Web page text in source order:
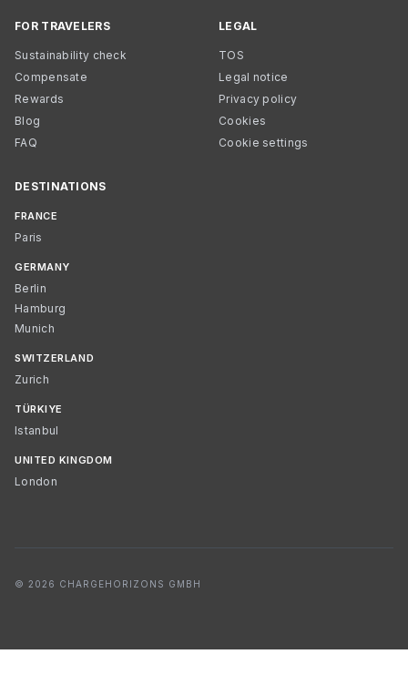
FOR TRAVELERS
Sustainability check
Compensate
Rewards
Blog
FAQ
LEGAL
TOS
Legal notice
Privacy policy
Cookies
Cookie settings
DESTINATIONS
FRANCE
Paris
GERMANY
Berlin
Hamburg
Munich
SWITZERLAND
Zurich
TÜRKIYE
Istanbul
UNITED KINGDOM
London
© 2026 CHARGEHORIZONS GMBH